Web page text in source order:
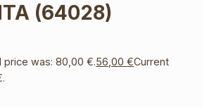
(64028)
price was: 80,00 €.56,00€Current